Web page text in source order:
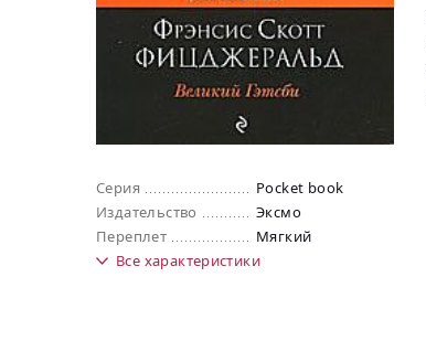
Серия
Pocket book
Издательство
Эксмо
Переплет
Мягкий
Все характеристики